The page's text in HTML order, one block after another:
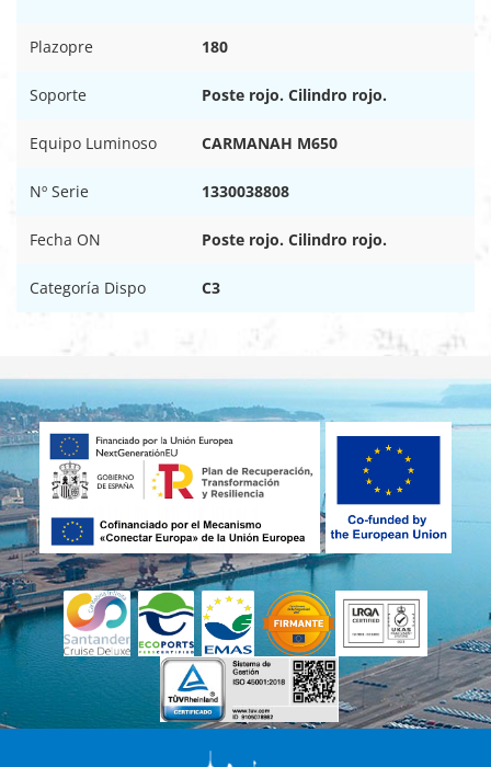
Plazopre 180
Soporte Poste rojo. Cilindro rojo.
Equipo Luminoso CARMANAH M650
Nº Serie 1330038808
Fecha ON Poste rojo. Cilindro rojo.
Categoría Dispo C3